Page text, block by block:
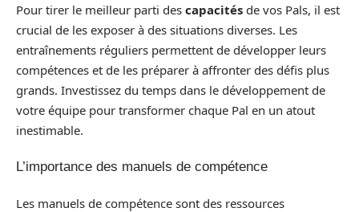
Pour tirer le meilleur parti des capacités de vos Pals, il est
crucial de les exposer à des situations diverses. Les
entraînements réguliers permettent de développer leurs
compétences et de les préparer à affronter des défis plus
grands. Investissez du temps dans le développement de
votre équipe pour transformer chaque Pal en un atout
inestimable.
L’importance des manuels de compétence
Les manuels de compétence sont des ressources